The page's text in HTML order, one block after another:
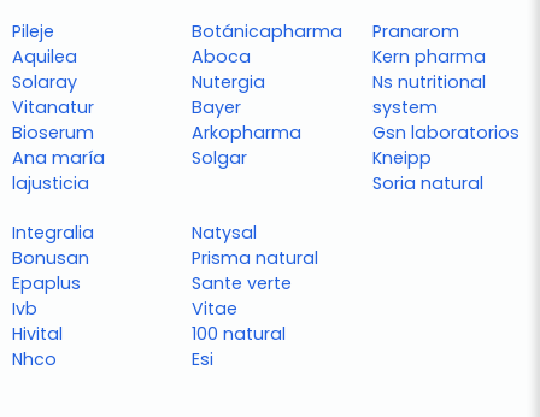
Pileje
Aquilea
Solaray
Vitanatur
Bioserum
Ana maría
lajusticia
Botánicapharma
Aboca
Nutergia
Bayer
Arkopharma
Solgar
Pranarom
Kern pharma
Ns nutritional
system
Gsn laboratorios
Kneipp
Soria natural
Integralia
Bonusan
Epaplus
Ivb
Hivital
Nhco
Natysal
Prisma natural
Sante verte
Vitae
100 natural
Esi